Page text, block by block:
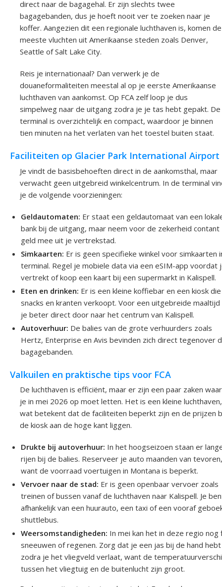
direct naar de bagagehal. Er zijn slechts twee
bagagebanden, dus je hoeft nooit ver te zoeken naar je
koffer. Aangezien dit een regionale luchthaven is, komen de
meeste vluchten uit Amerikaanse steden zoals Denver,
Seattle of Salt Lake City.
Reis je internationaal? Dan verwerk je de
douaneformaliteiten meestal al op je eerste Amerikaanse
luchthaven van aankomst. Op FCA zelf loop je dus
simpelweg naar de uitgang zodra je je tas hebt gepakt. De
terminal is overzichtelijk en compact, waardoor je binnen
tien minuten na het verlaten van het toestel buiten staat.
Faciliteiten op Glacier Park International Airport
Je vindt de basisbehoeften direct in de aankomsthal, maar
verwacht geen uitgebreid winkelcentrum. In de terminal
je de volgende voorzieningen:
Geldautomaten: Er staat een geldautomaat van een
bank bij de uitgang, maar neem voor de zekerheid contant
geld mee uit je vertrekstad.
Simkaarten: Er is geen specifieke winkel voor simkaarten
terminal. Regel je mobiele data via een eSIM-app voordat
vertrekt of koop een kaart bij een supermarkt in Kalispell.
Eten en drinken: Er is een kleine koffiebar en een kiosk die
snacks en kranten verkoopt. Voor een uitgebreide
je beter direct door naar het centrum van Kalispell.
Autoverhuur: De balies van de grote verhuurders zoals
Hertz, Enterprise en Avis bevinden zich direct tegenover
bagagebanden.
Valkuilen en praktische tips voor FCA
De luchthaven is efficiënt, maar er zijn een paar zaken waar
je in mei 2026 op moet letten. Het is een kleine luchthaven,
wat betekent dat de faciliteiten beperkt zijn en de prijzen
de kiosk aan de hoge kant liggen.
Drukte bij autoverhuur: In het hoogseizoen staan er
rijen bij de balies. Reserveer je auto maanden van
want de voorraad voertuigen in Montana is beperkt.
Vervoer naar de stad: Er is geen openbaar vervoer zoals
treinen of bussen vanaf de luchthaven naar Kalispell. Je
afhankelijk van een huurauto, een taxi of een vooraf
shuttlebus.
Weersomstandigheden: In mei kan het in deze regio nog
sneeuwen of regenen. Zorg dat je een jas bij de hand hebt
zodra je het vliegveld verlaat, want de
tussen het vliegtuig en de buitenlucht zijn groot.